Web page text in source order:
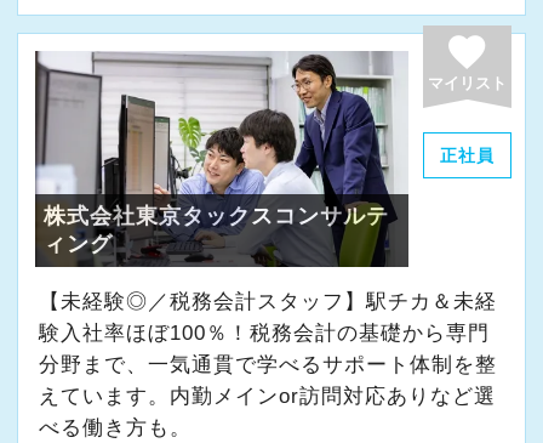
経験やスキルももちろん重要ですが、それ以上
に周囲への思いやりや感謝の気持ちを持ち、誠
実に仕事へ向き合える方と一緒に働きたいと考
えています。
・素直な姿勢で新しいことを学べる方
・周囲と協力しながら業務を進められる方
・お客様や仲間に対して誠実に対応できる方
・成長意欲を持ち、前向きにチャレンジできる
方
また、当事務所ではDX化や業務改善などにも積
favorite
マイリスト
正社員
株式会社東京タックスコンサルテ
ィング
【未経験◎／税務会計スタッフ】駅チカ＆未経
験入社率ほぼ100％！税務会計の基礎から専門
分野まで、一気通貫で学べるサポート体制を整
えています。内勤メインor訪問対応ありなど選
べる働き方も。